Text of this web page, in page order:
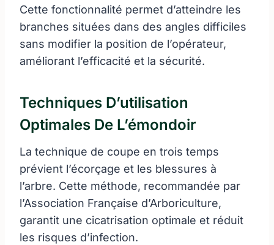
Cette fonctionnalité permet d’atteindre les
branches situées dans des angles difficiles
sans modifier la position de l’opérateur,
améliorant l’efficacité et la sécurité.
Techniques D’utilisation
Optimales De L’émondoir
La technique de coupe en trois temps
prévient l’écorçage et les blessures à
l’arbre. Cette méthode, recommandée par
l’Association Française d’Arboriculture,
garantit une cicatrisation optimale et réduit
les risques d’infection.